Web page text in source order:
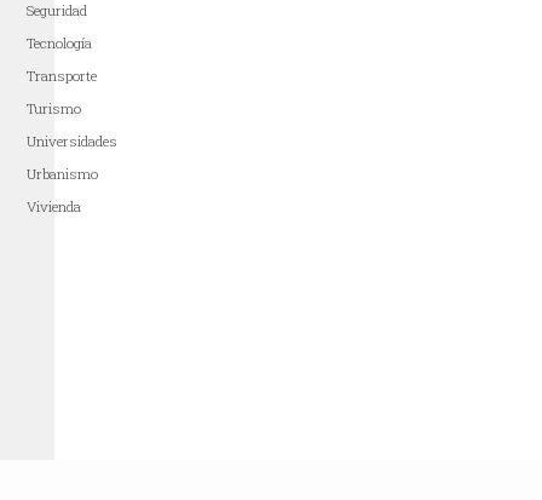
Seguridad
Tecnología
Transporte
Turismo
Universidades
Urbanismo
Vivienda